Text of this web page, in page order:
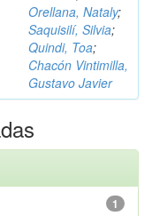
Orellana, Nataly;
Saquisilí, Silvia;
Quindi, Toa;
Chacón Vintimilla,
Gustavo Javier
1